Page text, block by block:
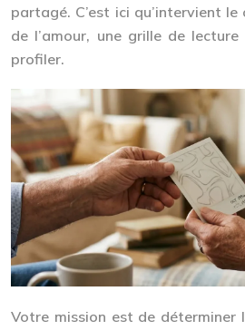
partagé. C’est ici qu’intervient
de l’amour, une grille de
profiler.
Votre mission est de déterminer